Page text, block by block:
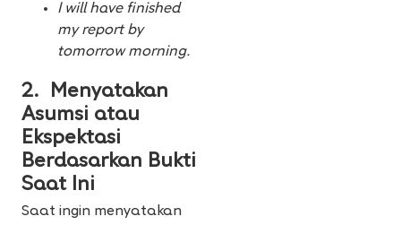
I will have finished
my report by
tomorrow morning.
2. Menyatakan
Asumsi atau
Ekspektasi
Berdasarkan Bukti
Saat Ini
Saat ingin menyatakan